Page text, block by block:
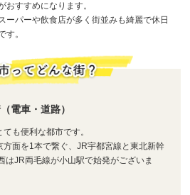
おすすめになります。
ーパーや飲食店が多く街並みも綺麗で休日
す。
電車・道路）
も便利な都市です。
面を1本で繋ぐ、JR宇都宮線と東北新幹
はJR両毛線が小山駅で始発がございま